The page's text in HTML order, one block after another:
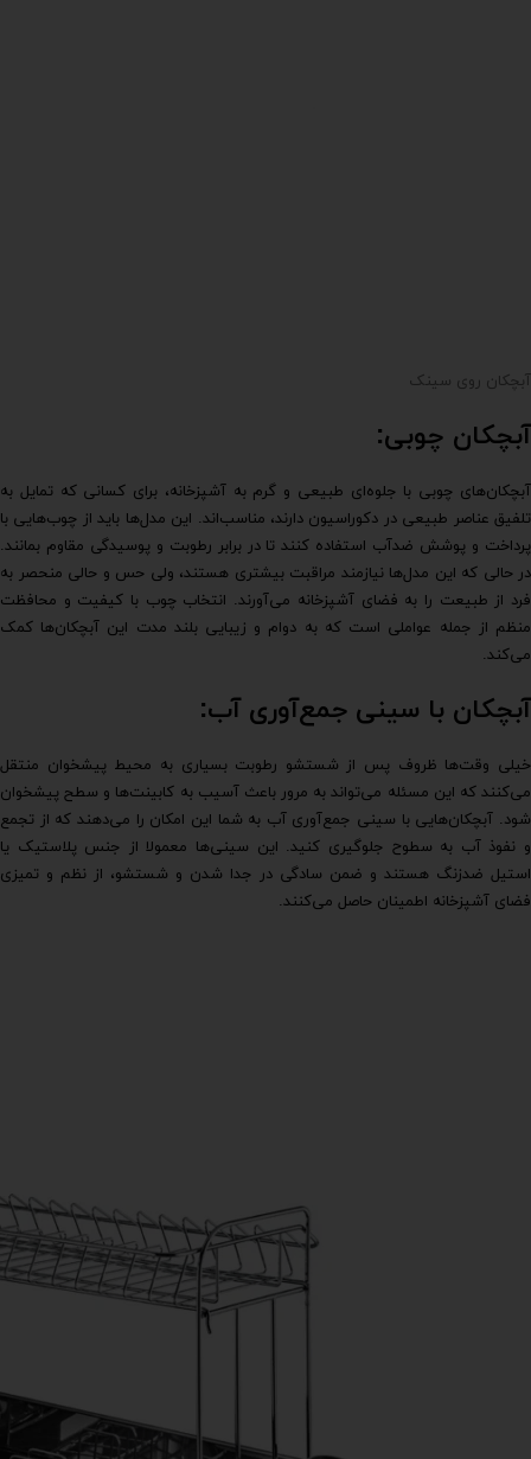
آبچکان روی سینک
آبچکان چوبی:
آبچکان‌های چوبی با جلوه‌ای طبیعی و گرم به آشپزخانه، برای کسانی که تمایل به
تلفیق عناصر طبیعی در دکوراسیون دارند، مناسب‌اند. این مدل‌ها باید از چوب‌هایی با
پرداخت و پوشش ضدآب استفاده کنند تا در برابر رطوبت و پوسیدگی مقاوم بمانند.
در حالی که این مدل‌ها نیازمند مراقبت بیشتری هستند، ولی حس و حالی منحصر به
فرد از طبیعت را به فضای آشپزخانه می‌آورند. انتخاب چوب با کیفیت و محافظت
منظم از جمله عواملی است که به دوام و زیبایی بلند مدت این آبچکان‌ها کمک
می‌کند.
آبچکان با سینی جمع‌آوری آب:
خیلی وقت‌ها ظروف پس از شستشو رطوبت بسیاری به محیط پیشخوان منتقل
می‌کنند که این مسئله می‌تواند به مرور باعث آسیب به کابینت‌ها و سطح پیشخوان
شود. آبچکان‌هایی با سینی جمع‌آوری آب به شما این امکان را می‌دهند که از تجمع
و نفوذ آب به سطوح جلوگیری کنید. این سینی‌ها معمولا از جنس پلاستیک یا
استیل ضدزنگ هستند و ضمن سادگی در جدا شدن و شستشو، از نظم و تمیزی
فضای آشپزخانه اطمینان حاصل می‌کنند.